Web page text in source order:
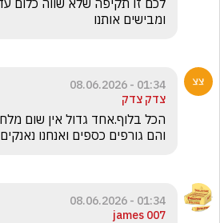
ומבישים אותנו
01:34 - 08.06.2026
צדק צדק
והם גורפים כספים ואנחנו נאנקים
01:34 - 08.06.2026
james 007